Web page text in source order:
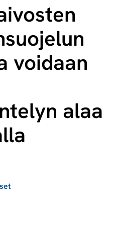
voidaan
alaa